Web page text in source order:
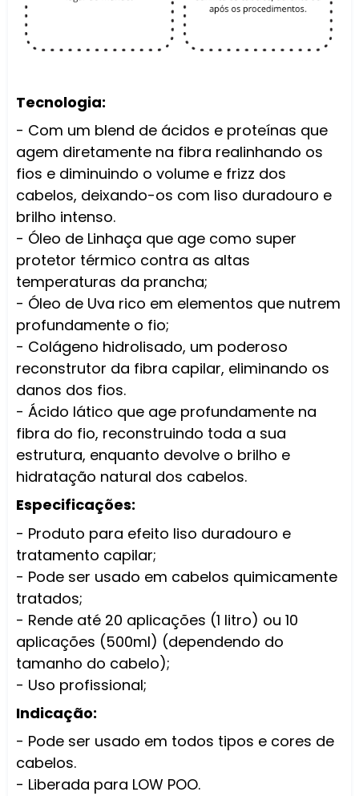
Tecnologia:
- Com um blend de ácidos e proteínas que
agem diretamente na fibra realinhando os
fios e diminuindo o volume e frizz dos
cabelos, deixando-os com liso duradouro e
brilho intenso.
- Óleo de Linhaça que age como super
protetor térmico contra as altas
temperaturas da prancha;
- Óleo de Uva rico em elementos que nutrem
profundamente o fio;
- Colágeno hidrolisado, um poderoso
reconstrutor da fibra capilar, eliminando os
danos dos fios.
- Ácido lático que age profundamente na
fibra do fio, reconstruindo toda a sua
estrutura, enquanto devolve o brilho e
hidratação natural dos cabelos.
Especificações:
- Produto para efeito liso duradouro e
tratamento capilar;
- Pode ser usado em cabelos quimicamente
tratados;
- Rende até 20 aplicações (1 litro) ou 10
aplicações (500ml) (dependendo do
tamanho do cabelo);
- Uso profissional;
Indicação:
- Pode ser usado em todos tipos e cores de
cabelos.
- Liberada para LOW POO.